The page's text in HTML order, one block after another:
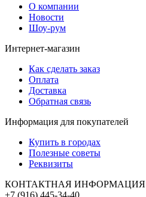
О компании
Новости
Шоу-рум
Интернет-магазин
Как сделать заказ
Оплата
Доставка
Обратная связь
Информация для покупателей
Купить в городах
Полезные советы
Реквизиты
КОНТАКТНАЯ ИНФОРМАЦИЯ
+7 (916) 445-34-40